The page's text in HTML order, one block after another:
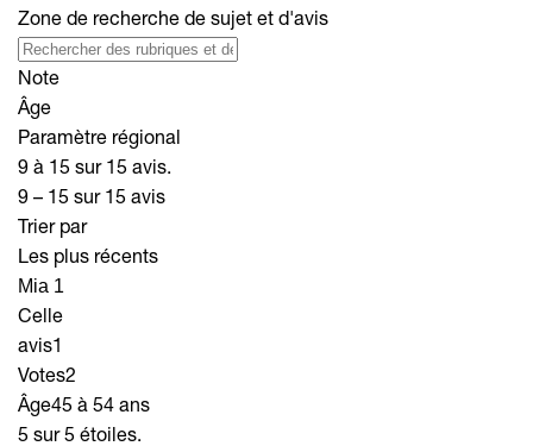
Zone de recherche de sujet et d'avis
Note
Âge
Paramètre régional
9 à 15 sur 15 avis.
9 – 15 sur 15 avis
Trier par
Les plus récents
Mia 1
Celle
avis1
Votes2
Âge45 à 54 ans
5 sur 5 étoiles.